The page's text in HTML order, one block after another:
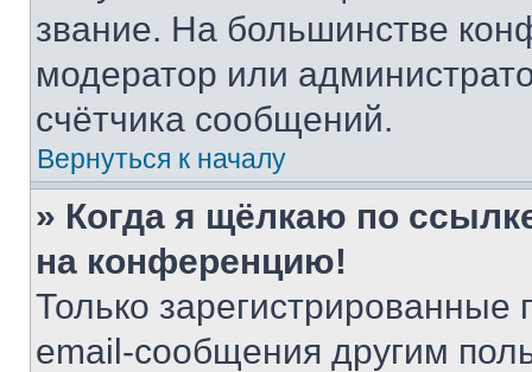
звание. На большинстве
модератор или
счётчика сообщений.
Вернуться к началу
» Когда я щёлкаю по
на конференцию!
Только зарегистрированные
email-сообщения другим